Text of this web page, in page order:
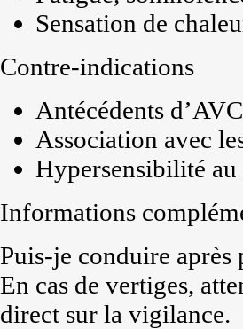
Sensation de
Contre-indications
Antécédents
Association avec
Hypersensibilité
Informations
Puis-je conduire après
En cas de vertiges,
direct sur la vigilance.